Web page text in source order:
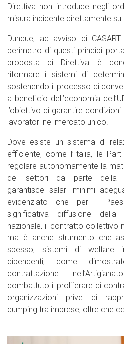
Direttiva non introduce negli
misura incidente direttamente
Dunque, ad avviso di
perimetro di questi principi
proposta di Direttiva è
riformare i sistemi di
sostenendo il processo di
a beneficio dell’economia
l’obiettivo di garantire
lavoratori nel mercato unico.
Dove esiste un sistema di
efficiente, come l’Italia, le
regolare autonomamente la
dei settori da parte della
garantisce salari minimi
evidenziato che per i
significativa diffusione della
nazionale, il contratto collettivo
ma è anche strumento che
spesso, sistemi di welfare
dipendenti, come
contrattazione
combattuto il proliferare di
organizzazioni prive di
dumping tra imprese, oltre che